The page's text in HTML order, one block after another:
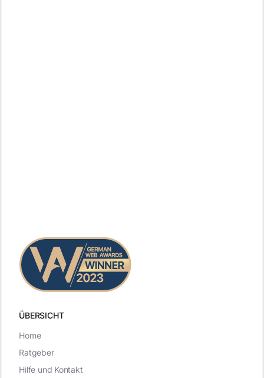
ÜBERSICHT
Home
Ratgeber
Hilfe und Kontakt